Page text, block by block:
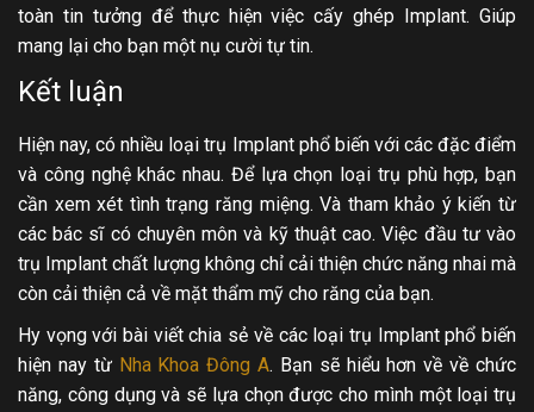
toàn tin tưởng để thực hiện việc cấy ghép Implant. Giúp
mang lại cho bạn một nụ cười tự tin.
Kết luận
Hiện nay, có nhiều loại trụ Implant phổ biến với các đặc điểm
và công nghệ khác nhau. Để lựa chọn loại trụ phù hợp, bạn
cần xem xét tình trạng răng miệng. Và tham khảo ý kiến từ
các bác sĩ có chuyên môn và kỹ thuật cao. Việc đầu tư vào
trụ Implant chất lượng không chỉ cải thiện chức năng nhai mà
còn cải thiện cả về mặt thẩm mỹ cho răng của bạn.
Hy vọng với bài viết chia sẻ về các loại trụ Implant phổ biến
hiện nay từ Nha Khoa Đông A. Bạn sẽ hiểu hơn về về chức
năng, công dụng và sẽ lựa chọn được cho mình một loại trụ